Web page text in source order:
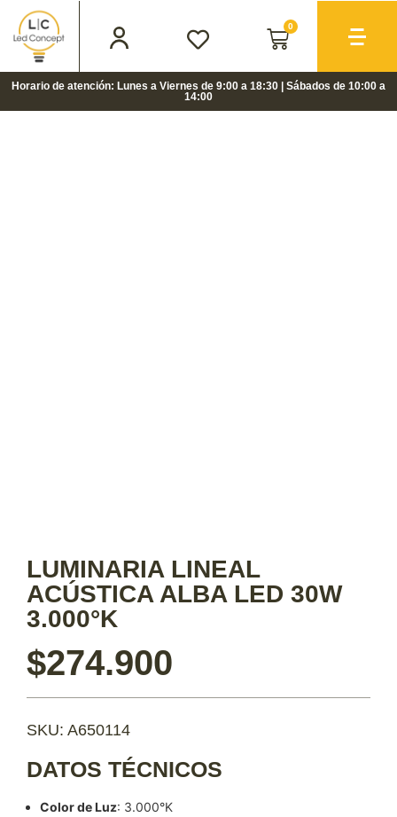
0
Horario de atención: Lunes a Viernes de 9:00 a 18:30 | Sábados de 10:00 a
14:00
LUMINARIA LINEAL
ACÚSTICA ALBA LED 30W
3.000°K
$274.900
SKU: A650114
DATOS TÉCNICOS
Color de Luz: 3.000°K